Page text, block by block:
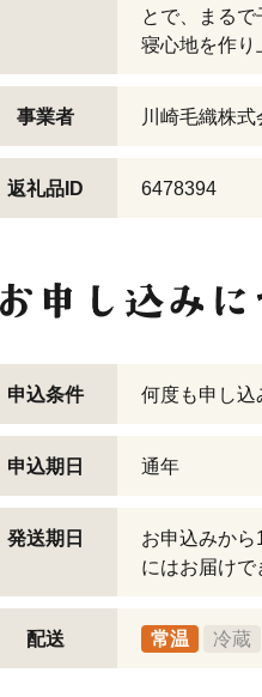
とで、まる
寝心地を作り
事業者 川崎毛織株式
返礼品ID 6478394
申込条件 何度も申し込
申込期日 通年
発送期日
お申込みか
にはお届けで
配送 常温 冷蔵